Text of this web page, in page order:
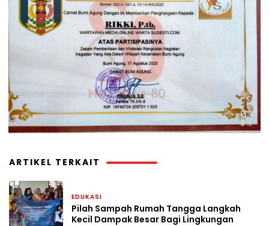
ARTIKEL TERKAIT
EDUKASI
Pilah Sampah Rumah Tangga Langkah
Kecil Dampak Besar Bagi Lingkungan